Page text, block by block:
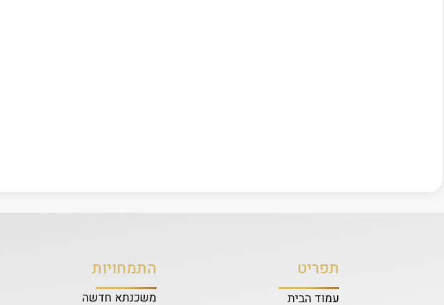
תפריט
עמוד הבית
התמחויות
משכנתא חדשה